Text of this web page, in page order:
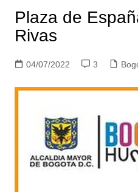
Plaza de
Rivas
04/07/2022 3